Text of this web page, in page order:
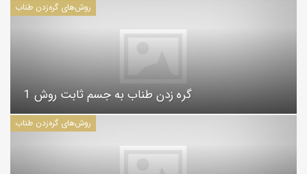
روش‌های گره‌زدن طناب
گره زدن طناب به جسم ثابت روش 1
روش‌های گره‌زدن طناب